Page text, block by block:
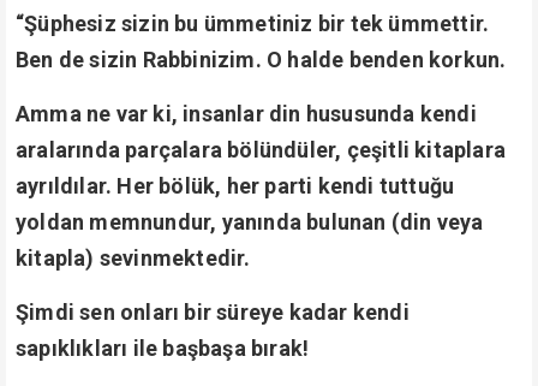
“Şüphesiz sizin bu ümmetiniz bir tek ümmettir.
Ben de sizin Rabbinizim. O halde benden korkun.
Amma ne var ki, insanlar din hususunda kendi
aralarında parçalara bölündüler, çeşitli kitaplara
ayrıldılar. Her bölük, her parti kendi tuttuğu
yoldan memnundur, yanında bulunan (din veya
kitapla) sevinmektedir.
Şimdi sen onları bir süreye kadar kendi
sapıklıkları ile başbaşa bırak!